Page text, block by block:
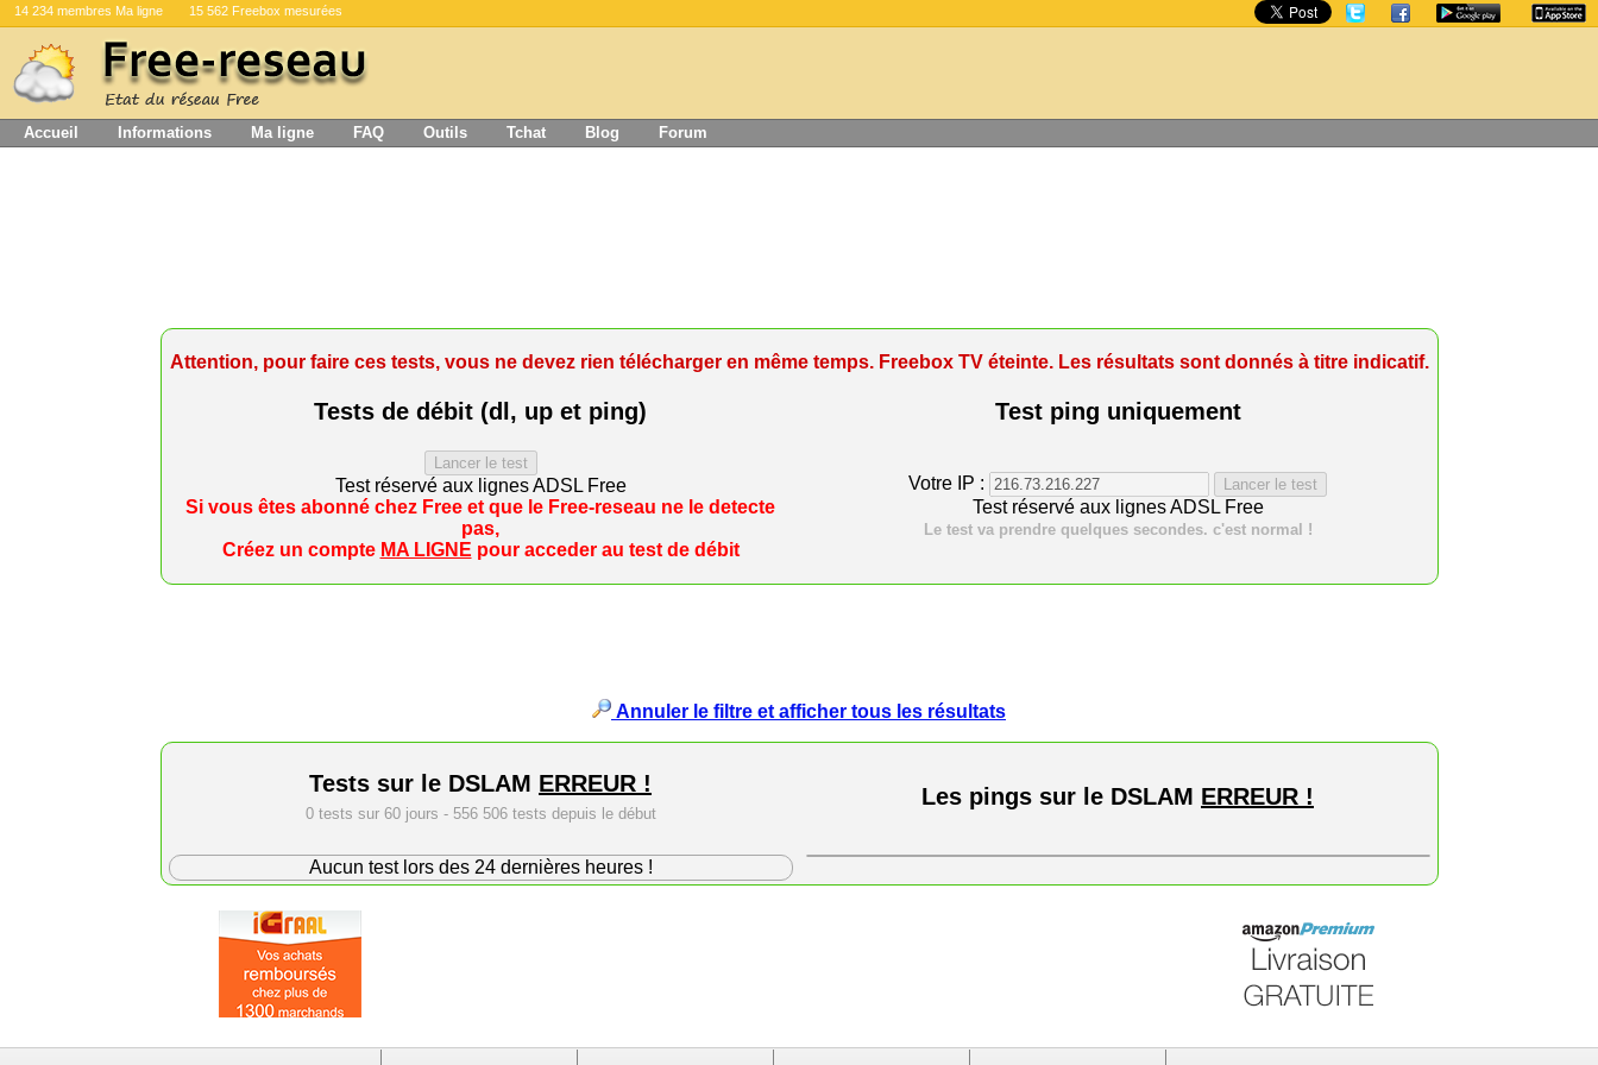
14 234 membres Ma ligne 15 562 Freebox mesurées
Accueil Informations Ma ligne FAQ Outils Tchat Blog Forum
Attention, pour faire ces tests, vous ne devez rien télécharger en même temps. Freebox TV éteinte. Les résultats sont donnés à titre indicatif.
Tests de débit (dl, up et ping) Test ping uniquement
Test réservé aux lignes ADSL Free
Si vous êtes abonné chez Free et que le Free-reseau ne le detecte
pas,
Créez un compte MA LIGNE pour acceder au test de débit
Votre IP :
Test réservé aux lignes ADSL Free
Le test va prendre quelques secondes. c'est normal !
Annuler le filtre et afficher tous les résultats
Tests sur le DSLAM ERREUR !
0 tests sur 60 jours - 556 506 tests depuis le début
Les pings sur le DSLAM ERREUR !
Aucun test lors des 24 dernières heures !